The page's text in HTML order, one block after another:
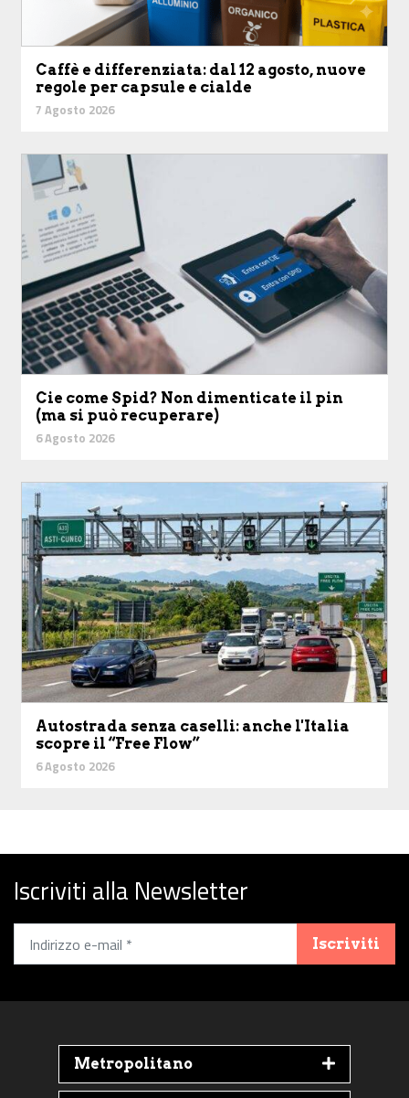
Caffè e differenziata: dal 12 agosto, nuove
regole per capsule e cialde
7 Agosto 2026
Cie come Spid? Non dimenticate il pin
(ma si può recuperare)
6 Agosto 2026
Autostrada senza caselli: anche l'Italia
scopre il “Free Flow”
6 Agosto 2026
Iscriviti alla Newsletter
Iscriviti
Metropolitano